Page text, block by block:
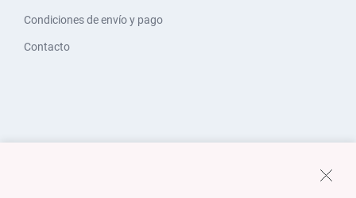
Condiciones de envío y pago
Contacto